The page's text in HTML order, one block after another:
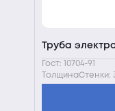
Труба
Гост: 10704-91
ТолщинаСтенки: